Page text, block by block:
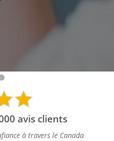
avis clients
à travers le Canada